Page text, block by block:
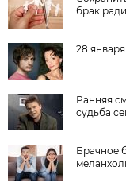
брак
28
Ранняя
судьба
Брачное